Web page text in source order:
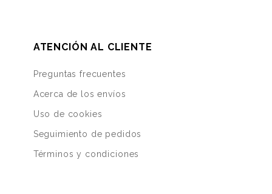
ATENCIÓN AL CLIENTE
Preguntas frecuentes
Acerca de los envíos
Uso de cookies
Seguimiento de pedidos
Términos y condiciones